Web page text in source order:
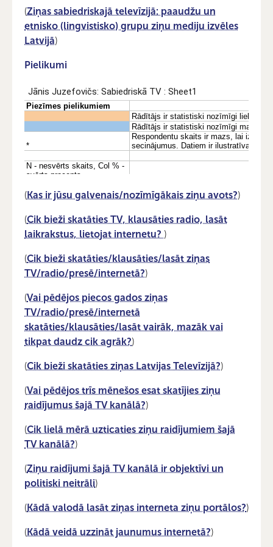
(Ziņas sabiedriskajā televīzijā: paaudžu un
etnisko (lingvistisko) grupu ziņu mediju izvēles
Latvijā)
Pielikumi
(Kas ir jūsu galvenais/nozīmīgākais ziņu avots?)
(Cik bieži skatāties TV, klausāties radio, lasāt
laikrakstus, lietojat internetu? )
(Cik bieži skatāties/klausāties/lasāt ziņas
TV/radio/presē/internetā?)
(Vai pēdējos piecos gados ziņas
TV/radio/presē/internetā
skatāties/klausāties/lasāt vairāk, mazāk vai
tikpat daudz cik agrāk?)
(Cik bieži skatāties ziņas Latvijas Televīzijā?)
(Vai pēdējos trīs mēnešos esat skatījies ziņu
raidījumus šajā TV kanālā?)
(Cik lielā mērā uzticaties ziņu raidījumiem šajā
TV kanālā?)
(Ziņu raidījumi šajā TV kanālā ir objektīvi un
politiski neitrāli)
(Kādā valodā lasāt ziņas interneta ziņu portālos?)
(Kādā veidā uzzināt jaunumus internetā?)